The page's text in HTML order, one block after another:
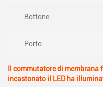
Bottone:
Porto:
Il commutatore di
incastonato il LED ha